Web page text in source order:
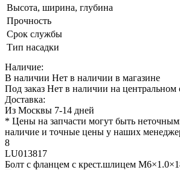
Высота, ширина, глубина
Прочность
Срок службы
Тип насадки
Наличие:
В наличии Нет в наличии в магазине
Под заказ Нет в наличии на центральном
Доставка:
Из Москвы 7-14 дней
* Цены на запчасти могут быть
наличие и точные цены у наших
8
LU013817
Болт с фланцем с крест.шлицем